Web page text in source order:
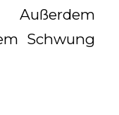
Schwung